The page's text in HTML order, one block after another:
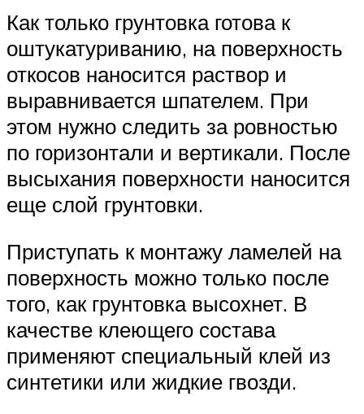
Как только грунтовка готова к
оштукатуриванию, на поверхность
откосов наносится раствор и
выравнивается шпателем. При
этом нужно следить за ровностью
по горизонтали и вертикали. После
высыхания поверхности наносится
еще слой грунтовки.
Приступать к монтажу ламелей на
поверхность можно только после
того, как грунтовка высохнет. В
качестве клеющего состава
применяют специальный клей из
синтетики или жидкие гвозди.